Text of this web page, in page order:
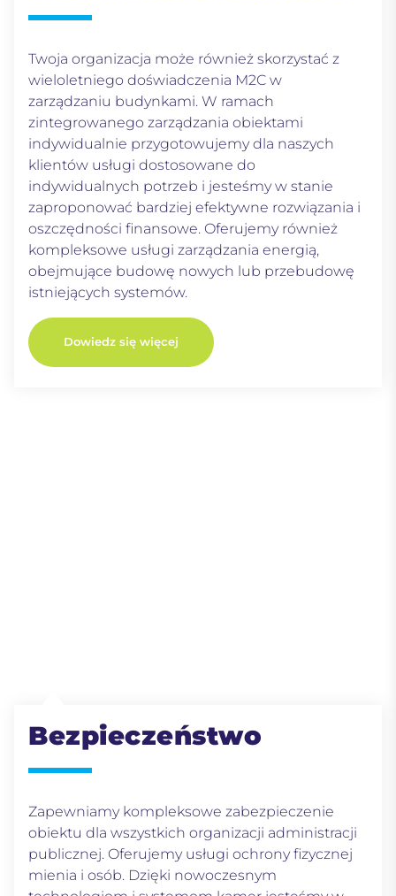
Twoja organizacja może również skorzystać z
wieloletniego doświadczenia M2C w
zarządzaniu budynkami. W ramach
zintegrowanego zarządzania obiektami
indywidualnie przygotowujemy dla naszych
klientów usługi dostosowane do
indywidualnych potrzeb i jesteśmy w stanie
zaproponować bardziej efektywne rozwiązania i
oszczędności finansowe. Oferujemy również
kompleksowe usługi zarządzania energią,
obejmujące budowę nowych lub przebudowę
istniejących systemów.
Dowiedz się więcej
Bezpieczeństwo
Zapewniamy kompleksowe zabezpieczenie
obiektu dla wszystkich organizacji administracji
publicznej. Oferujemy usługi ochrony fizycznej
mienia i osób. Dzięki nowoczesnym